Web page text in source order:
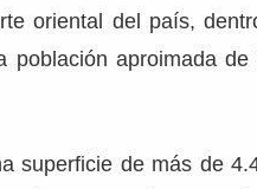
oriental del país,
población aproimada
superficie de más de